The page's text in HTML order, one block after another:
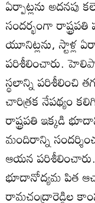
ఏర్పాట్లను అదనపు
సందర్భంగా
యూనిట్లను, స్టాళ్ల
పరిశీలించారు.
స్థలాన్ని పరిశీలించి
చారిత్రక నేపథ్యం
రాష్ట్రపతి ఇక్కడి
మందిరాన్ని
ఆయన
భూదానోద్యమ పిత
రామచంద్రారెడ్డిల